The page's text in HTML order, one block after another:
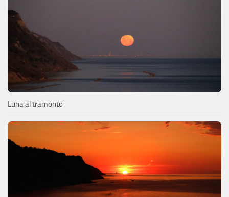
Luna al tramonto